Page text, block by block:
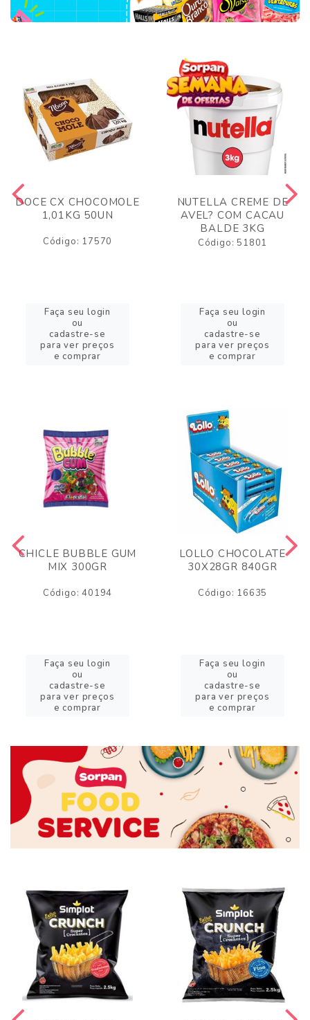
DOCE CX CHOCOMOLE
1,01KG 50UN
Código: 17570
Faça seu login
ou
cadastre-se
para ver preços
e comprar
NUTELLA CREME DE
AVEL? COM CACAU
BALDE 3KG
Código: 51801
Faça seu login
ou
cadastre-se
para ver preços
e comprar
CHICLE BUBBLE GUM
MIX 300GR
Código: 40194
Faça seu login
ou
cadastre-se
para ver preços
e comprar
LOLLO CHOCOLATE
30X28GR 840GR
Código: 16635
Faça seu login
ou
cadastre-se
para ver preços
e comprar